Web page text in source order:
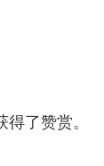
了赞赏。